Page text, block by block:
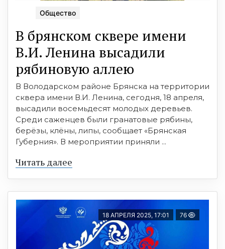
Общество
В брянском сквере имени
В.И. Ленина высадили
рябиновую аллею
В Володарском районе Брянска на территории
сквера имени В.И. Ленина, сегодня, 18 апреля,
высадили восемьдесят молодых деревьев.
Среди саженцев были гранатовые рябины,
берёзы, клёны, липы, сообщает «Брянская
Губерния». В мероприятии приняли ...
Читать далее
18 АПРЕЛЯ 2025, 17:01 76